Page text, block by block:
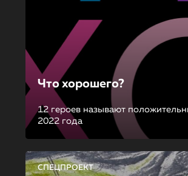
Что хорошего?
12 героев называют
2022 года
СПЕЦПРОЕКТ